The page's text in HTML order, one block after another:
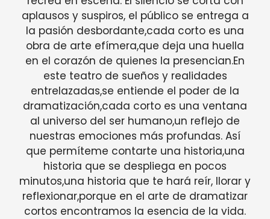
aplausos y suspiros, el público se entrega a
la pasión desbordante,cada corto es una
obra de arte efímera,que deja una huella
en el corazón de quienes la presencian.En
este teatro de sueños y realidades
entrelazadas,se entiende el poder de la
dramatización,cada corto es una ventana
al universo del ser humano,un reflejo de
nuestras emociones más profundas. Así
que permíteme contarte una historia,una
historia que se despliega en pocos
minutos,una historia que te hará reír, llorar y
reflexionar,porque en el arte de dramatizar
cortos encontramos la esencia de la vida.